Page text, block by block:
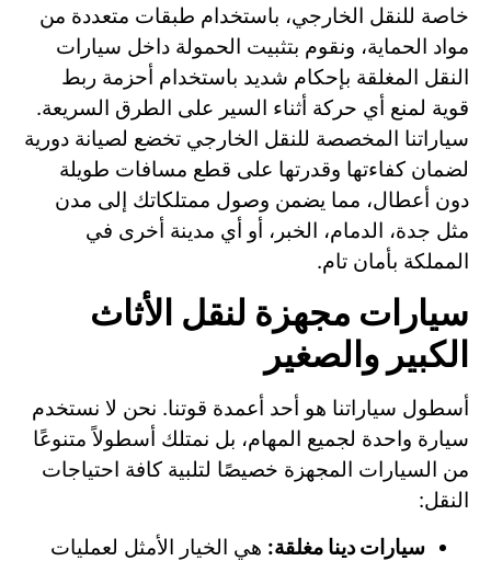
خاصة للنقل الخارجي، باستخدام طبقات متعددة من
مواد الحماية، ونقوم بتثبيت الحمولة داخل سيارات
النقل المغلقة بإحكام شديد باستخدام أحزمة ربط
قوية لمنع أي حركة أثناء السير على الطرق السريعة.
سياراتنا المخصصة للنقل الخارجي تخضع لصيانة دورية
لضمان كفاءتها وقدرتها على قطع مسافات طويلة
دون أعطال، مما يضمن وصول ممتلكاتك إلى مدن
مثل جدة، الدمام، الخبر، أو أي مدينة أخرى في
المملكة بأمان تام.
سيارات مجهزة لنقل الأثاث
الكبير والصغير
أسطول سياراتنا هو أحد أعمدة قوتنا. نحن لا نستخدم
سيارة واحدة لجميع المهام، بل نمتلك أسطولاً متنوعًا
من السيارات المجهزة خصيصًا لتلبية كافة احتياجات
النقل:
سيارات دينا مغلقة: هي الخيار الأمثل لعمليات